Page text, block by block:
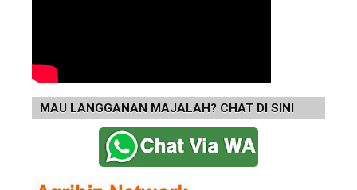
MAU LANGGANAN MAJALAH? CHAT DI SINI